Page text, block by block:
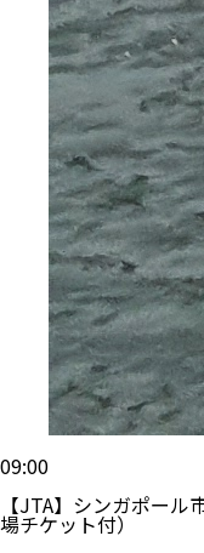
09:00
【JTA】シンガポー
場チケット付）